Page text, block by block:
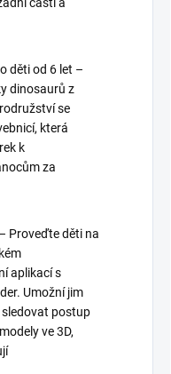
částí a
děti od 6 let –
dinosaurů z
se
která
k
za
Proveďte děti na
aplikací s
Umožní jim
postup
ve 3D,